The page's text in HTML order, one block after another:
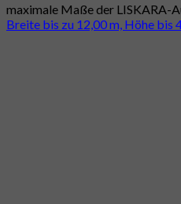
maximale Maße der LISKARA-
Breite bis zu 12,00 m, Höhe bis